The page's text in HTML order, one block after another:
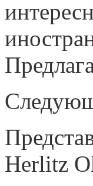
Herlitz